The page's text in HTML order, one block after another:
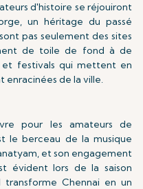
d'histoire se réjouiront
un héritage du passé
pas seulement des sites
de toile de fond à de
et festivals qui mettent en
de la ville.
pour les amateurs de
le berceau de la musique
et son engagement
évident lors de la saison
Chennai en un